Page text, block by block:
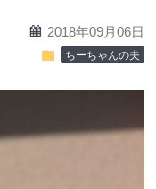
calendar 2018年09月06日
folder ちーちゃんの夫